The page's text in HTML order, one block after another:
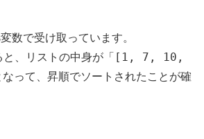
数で受け取っています。
、リストの中身が「
[1, 7, 10,
なって、昇順でソートされたことが確